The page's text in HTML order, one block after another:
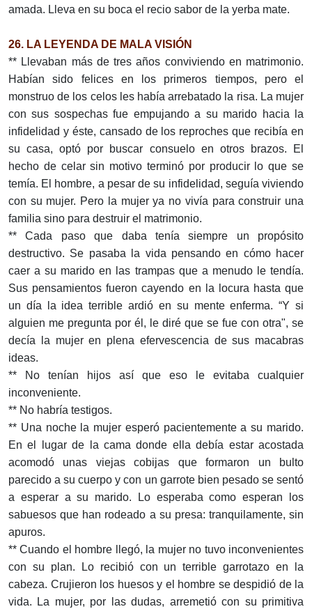
amada. Lleva en su boca el recio sabor de la yerba mate.
26. LA LEYENDA DE MALA VISIÓN
** Llevaban más de tres años conviviendo en matrimonio.
Habían sido felices en los primeros tiempos, pero el
monstruo de los celos les había arrebatado la risa. La mujer
con sus sospechas fue empujando a su marido hacia la
infidelidad y éste, cansado de los reproches que recibía en
su casa, optó por buscar consuelo en otros brazos. El
hecho de celar sin motivo terminó por producir lo que se
temía. El hombre, a pesar de su infidelidad, seguía viviendo
con su mujer. Pero la mujer ya no vivía para construir una
familia sino para destruir el matrimonio.
** Cada paso que daba tenía siempre un propósito
destructivo. Se pasaba la vida pensando en cómo hacer
caer a su marido en las trampas que a menudo le tendía.
Sus pensamientos fueron cayendo en la locura hasta que
un día la idea terrible ardió en su mente enferma. “Y si
alguien me pregunta por él, le diré que se fue con otra", se
decía la mujer en plena efervescencia de sus macabras
ideas.
** No tenían hijos así que eso le evitaba cualquier
inconveniente.
** No habría testigos.
** Una noche la mujer esperó pacientemente a su marido.
En el lugar de la cama donde ella debía estar acostada
acomodó unas viejas cobijas que formaron un bulto
parecido a su cuerpo y con un garrote bien pesado se sentó
a esperar a su marido. Lo esperaba como esperan los
sabuesos que han rodeado a su presa: tranquilamente, sin
apuros.
** Cuando el hombre llegó, la mujer no tuvo inconvenientes
con su plan. Lo recibió con un terrible garrotazo en la
cabeza. Crujieron los huesos y el hombre se despidió de la
vida. La mujer, por las dudas, arremetió con su primitiva